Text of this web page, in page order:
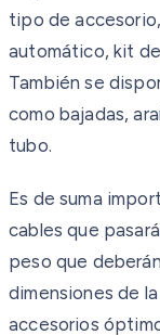
tipo de
automático, kit
También se
como bajadas,
tubo.
Es de suma
cables que
peso que
dimensiones de
accesorios